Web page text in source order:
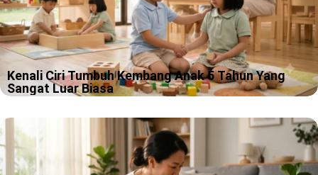
Kenali Ciri Tumbuh Kembang Anak 5 Tahun Yang
Sangat Luar Biasa
School BSD senyum sendiri di koridor Educenter bsd. Anak usia 5
tahun masuk kelas dengan langkah percaya diri, lalu mendadak…